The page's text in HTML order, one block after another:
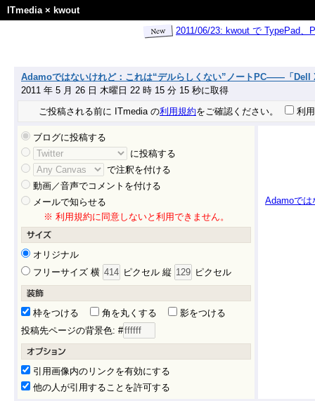
ITmedia× kwout
2011/06/23: kwout で TypePad
Adamoではないけれど：これは“デルらしくない”ノートPC——「
2011 年 5 月 26 日 木曜日 22 時 15 分 15 秒に取得
ご投稿される前に ITmedia の利用規約をご確認ください。 利
ブログに投稿する
に投稿する
で注釈を付ける
動画／音声でコメントを付ける
メールで知らせる
※ 利用規約に同意しないと利用できません。
オリジナル
フリーサイズ 横
ピクセル 縦 ピクセル
枠をつける 角を丸くする
影をつける
投稿先ページの背景色: #
引用画像内のリンクを有効にする
他の人が引用することを許可する
Adamoで